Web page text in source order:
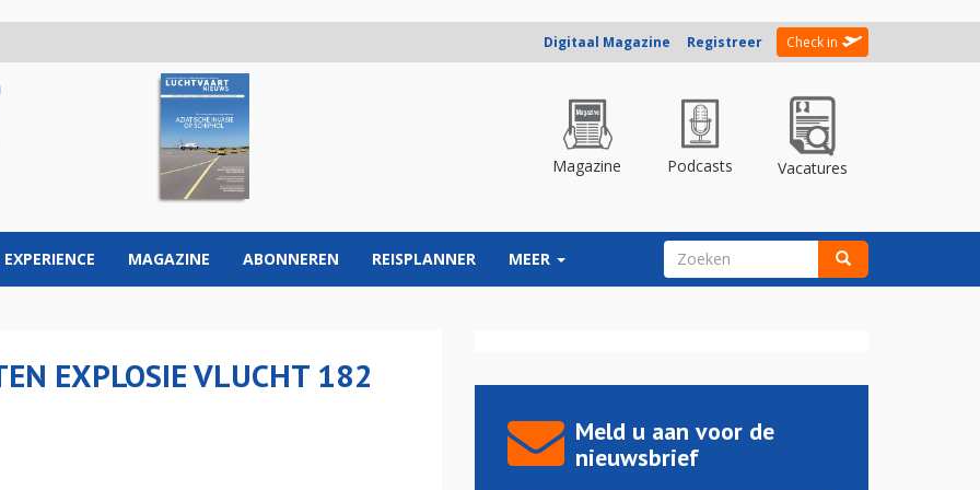
Digitaal Magazine Registreer Check in
Magazine Podcasts Vacatures
EXPERIENCE MAGAZINE ABONNEREN REISPLANNER MEER ZOEKVELD
EXPLOSIE VLUCHT 182
Meld u aan voor de
nieuwsbrief